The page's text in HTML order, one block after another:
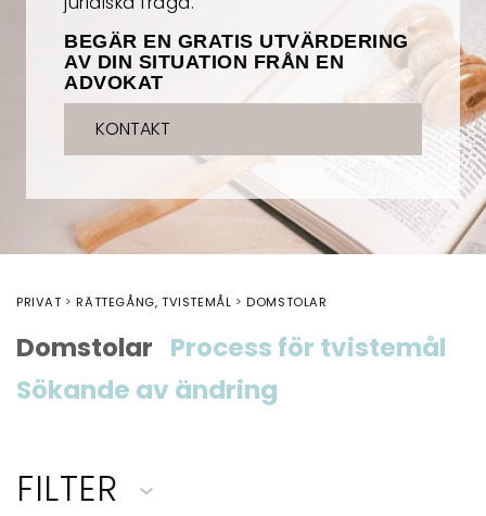
BEGÄR EN GRATIS UTVÄRDERING
AV DIN SITUATION FRÅN EN
ADVOKAT
KONTAKT
PRIVAT RÄTTEGÅNG, TVISTEMÅL DOMSTOLAR
Domstolar Process för tvistemål
Sökande av ändring
FILTER